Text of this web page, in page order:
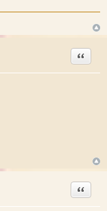
Citation
Citation